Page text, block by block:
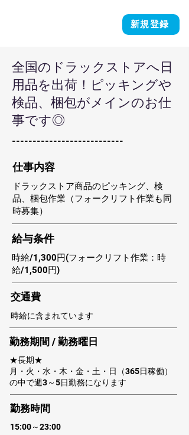
新規登録
全国のドラックストアへ日
用品を出荷！ピッキングや
検品、梱包がメインのお仕
事です◎
---------------------------
​仕事内容
ドラックストア商品のピッキング、検
品、梱包作業（フォークリフト作業も同
時募集）
​給与条件
時給/1,300円(フォークリフト作業：時
給/1,500円)
​交通費
時給に含まれています
勤務期間 / 勤務曜日
★長期★
月・火・水・木・金・土・日（365日稼働）
の中で週3～5日勤務になります
​勤務時間
15:00～23:00